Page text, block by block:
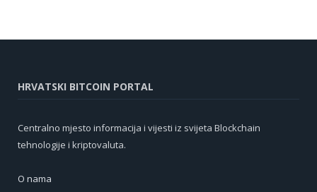
HRVATSKI BITCOIN PORTAL
Centralno mjesto informacija i vijesti iz svijeta Blockchain
tehnologije i kriptovaluta.
O nama